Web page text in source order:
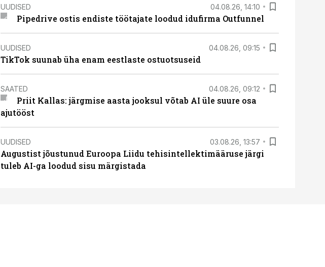
UUDISED 04.08.26, 14:10
Pipedrive ostis endiste töötajate loodud idufirma Outfunnel
UUDISED 04.08.26, 09:15
TikTok suunab üha enam eestlaste ostuotsuseid
SAATED 04.08.26, 09:12
Priit Kallas: järgmise aasta jooksul võtab AI üle suure osa
ajutööst
UUDISED 03.08.26, 13:57
Augustist jõustunud Euroopa Liidu tehisintellektimääruse järgi
tuleb AI-ga loodud sisu märgistada